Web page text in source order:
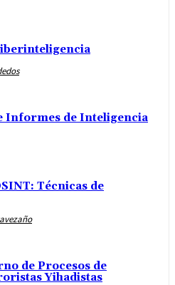
Informes de Inteligencia
Técnicas de
de Procesos de
Yihadistas